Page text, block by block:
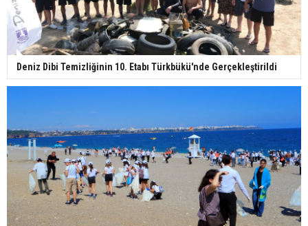
Deniz Dibi Temizliğinin 10. Etabı Türkbükü'nde Gerçekleştirildi